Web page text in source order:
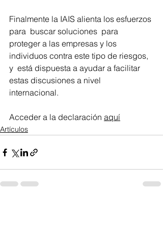
Finalmente la IAIS alienta los esfuerzos
para  buscar soluciones  para
proteger a las empresas y los
individuos contra este tipo de riesgos,
y  está dispuesta a ayudar a facilitar
estas discusiones a nivel
internacional.
Acceder a la declaración aquí
Artículos